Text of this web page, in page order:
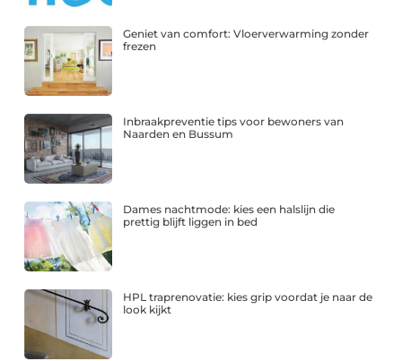
Geniet van comfort: Vloerverwarming zonder
frezen
Inbraakpreventie tips voor bewoners van
Naarden en Bussum
Dames nachtmode: kies een halslijn die
prettig blijft liggen in bed
HPL traprenovatie: kies grip voordat je naar de
look kijkt